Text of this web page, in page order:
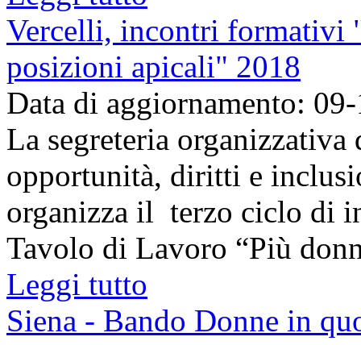
Vercelli, incontri formativi
posizioni apicali" 2018
Data di aggiornamento:
La segreteria
opportunità, diritti e
organizza il terzo ciclo di
Tavolo di Lavoro “Più
Leggi tutto
Siena - Bando Donne in